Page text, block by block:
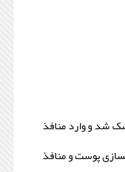
شد و وارد منافذ
پوست و منافذ